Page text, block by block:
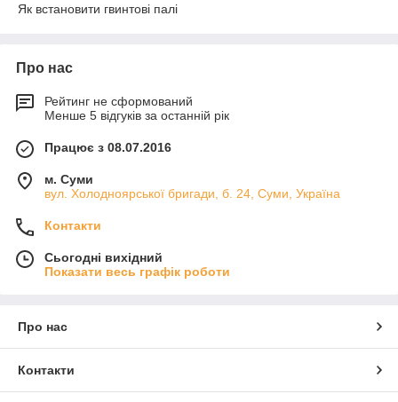
Як встановити гвинтові палі
Про нас
Рейтинг не сформований
Менше 5 відгуків за останній рік
Працює з 08.07.2016
м. Суми
вул. Холодноярської бригади, б. 24, Суми, Україна
Контакти
Сьогодні вихідний
Показати весь графік роботи
Про нас
Контакти